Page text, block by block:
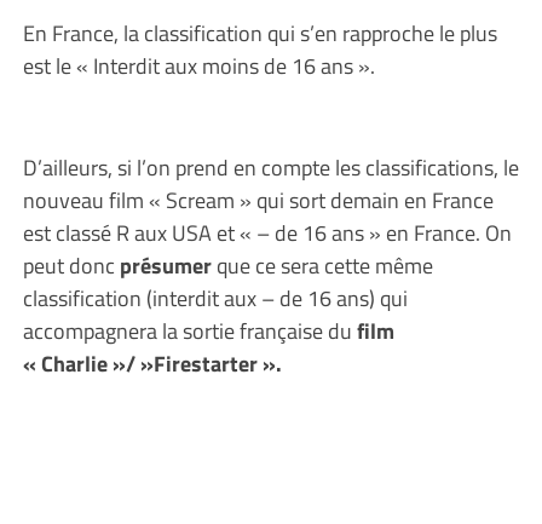
En France, la classification qui s’en rapproche le plus
est le « Interdit aux moins de 16 ans ».
D’ailleurs, si l’on prend en compte les classifications, le
nouveau film « Scream » qui sort demain en France
est classé R aux USA et « – de 16 ans » en France. On
peut donc présumerque ce sera cette même
classification (interdit aux – de 16 ans) qui
accompagnera la sortie française dufilm
« Charlie »/ »Firestarter ».